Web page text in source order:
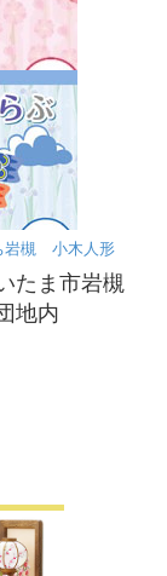
岩槻 小木人形
ま市岩槻
地内